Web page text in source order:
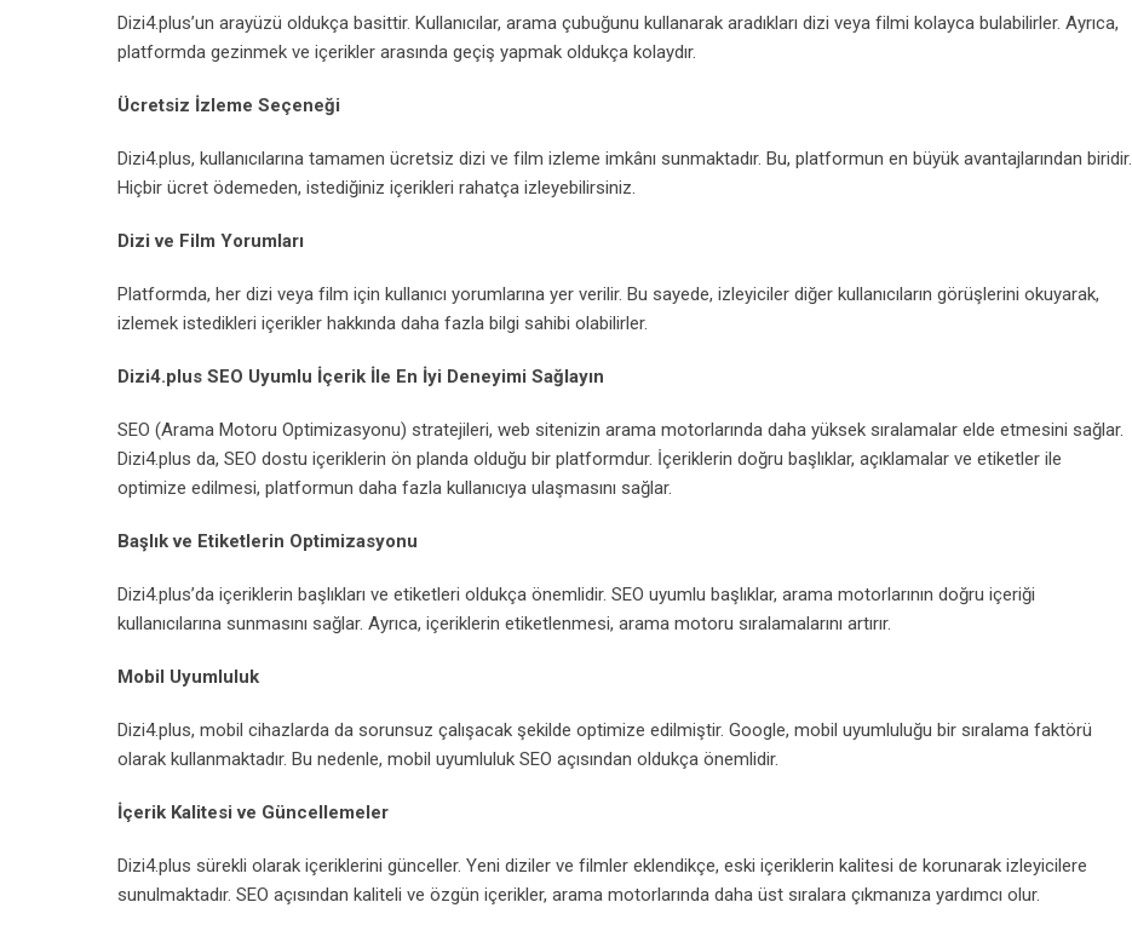
Dizi4.plus’un arayüzü oldukça basittir. Kullanıcılar, arama çubuğunu kullanarak aradıkları dizi veya filmi kolayca bulabilirler. Ayrıca,
platformda gezinmek ve içerikler arasında geçiş yapmak oldukça kolaydır.
Ücretsiz İzleme Seçeneği
Dizi4.plus, kullanıcılarına tamamen ücretsiz dizi ve film izleme imkânı sunmaktadır. Bu, platformun en büyük avantajlarından biridir.
Hiçbir ücret ödemeden, istediğiniz içerikleri rahatça izleyebilirsiniz.
Dizi ve Film Yorumları
Platformda, her dizi veya film için kullanıcı yorumlarına yer verilir. Bu sayede, izleyiciler diğer kullanıcıların görüşlerini okuyarak,
izlemek istedikleri içerikler hakkında daha fazla bilgi sahibi olabilirler.
Dizi4.plus SEO Uyumlu İçerik İle En İyi Deneyimi Sağlayın
SEO (Arama Motoru Optimizasyonu) stratejileri, web sitenizin arama motorlarında daha yüksek sıralamalar elde etmesini sağlar.
Dizi4.plus da, SEO dostu içeriklerin ön planda olduğu bir platformdur. İçeriklerin doğru başlıklar, açıklamalar ve etiketler ile
optimize edilmesi, platformun daha fazla kullanıcıya ulaşmasını sağlar.
Başlık ve Etiketlerin Optimizasyonu
Dizi4.plus’da içeriklerin başlıkları ve etiketleri oldukça önemlidir. SEO uyumlu başlıklar, arama motorlarının doğru içeriği
kullanıcılarına sunmasını sağlar. Ayrıca, içeriklerin etiketlenmesi, arama motoru sıralamalarını artırır.
Mobil Uyumluluk
Dizi4.plus, mobil cihazlarda da sorunsuz çalışacak şekilde optimize edilmiştir. Google, mobil uyumluluğu bir sıralama faktörü
olarak kullanmaktadır. Bu nedenle, mobil uyumluluk SEO açısından oldukça önemlidir.
İçerik Kalitesi ve Güncellemeler
Dizi4.plus sürekli olarak içeriklerini günceller. Yeni diziler ve filmler eklendikçe, eski içeriklerin kalitesi de korunarak izleyicilere
sunulmaktadır. SEO açısından kaliteli ve özgün içerikler, arama motorlarında daha üst sıralara çıkmanıza yardımcı olur.